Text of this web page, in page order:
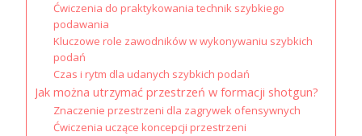
Ćwiczenia do praktykowania technik szybkiego
podawania
Kluczowe role zawodników w wykonywaniu szybkich
podań
Czas i rytm dla udanych szybkich podań
Jak można utrzymać przestrzeń w formacji shotgun?
Znaczenie przestrzeni dla zagrywek ofensywnych
Ćwiczenia uczące koncepcji przestrzeni